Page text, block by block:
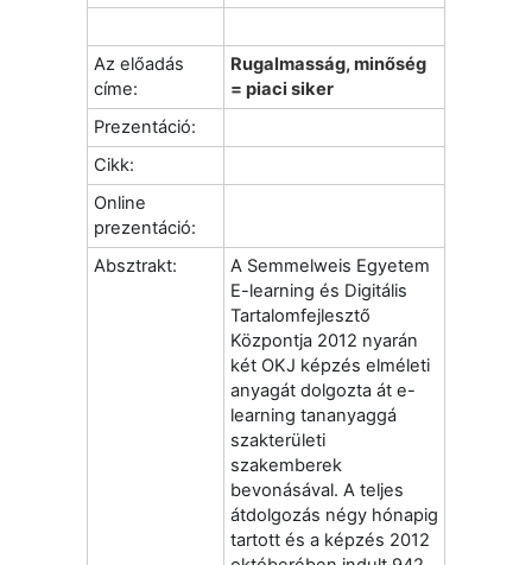
Az előadás
címe:
Rugalmasság, minőség
= piaci siker
Prezentáció:
Cikk:
Online
prezentáció:
Absztrakt:
A Semmelweis Egyetem
E-learning és Digitális
Tartalomfejlesztő
Központja 2012 nyarán
két OKJ képzés elméleti
anyagát dolgozta át e-
learning tananyaggá
szakterületi
szakemberek
bevonásával. A teljes
átdolgozás négy hónapig
tartott és a képzés 2012